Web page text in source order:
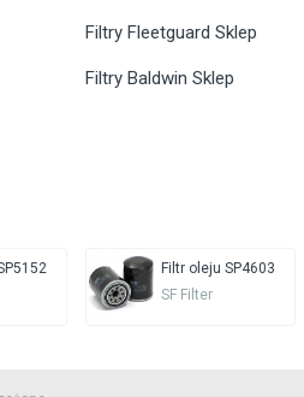
Filtry Fleetguard Sklep
Filtry Baldwin Sklep
Filtr oleju SP4603
SF Filter